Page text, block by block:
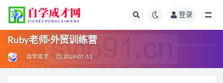
登录
Ruby老师·外贸训练营
自学成才 2024-07-13